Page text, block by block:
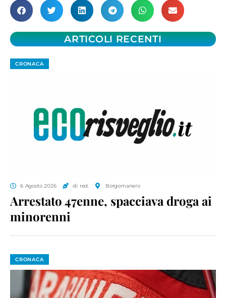
ARTICOLI RECENTI
CRONACA
6 Agosto 2026 di red. Borgomanero
Arrestato 47enne, spacciava droga ai
minorenni
CRONACA